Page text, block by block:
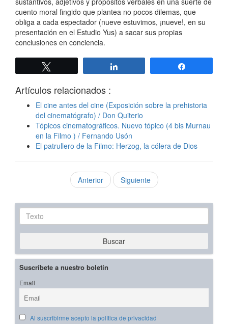
cuento moral fingido que plantea no pocos dilemas, que
obliga a cada espectador (nueve estuvimos, ¡nueve!, en su
presentación en el Estudio Yus) a sacar sus propias
conclusiones en conciencia.
Artículos relacionados :
El cine antes del cine (Exposición sobre la prehistoria
del cinematógrafo) / Don Quiterio
Tópicos cinematográficos. Nuevo tópico (4 bis Murnau
en la Filmo ) / Fernando Usón
El patrullero de la Filmo: Herzog, la cólera de Dios
Anterior Siguiente
Texto
Buscar
Suscríbete a nuestro boletín
Email
Al suscribirme acepto la política de privacidad